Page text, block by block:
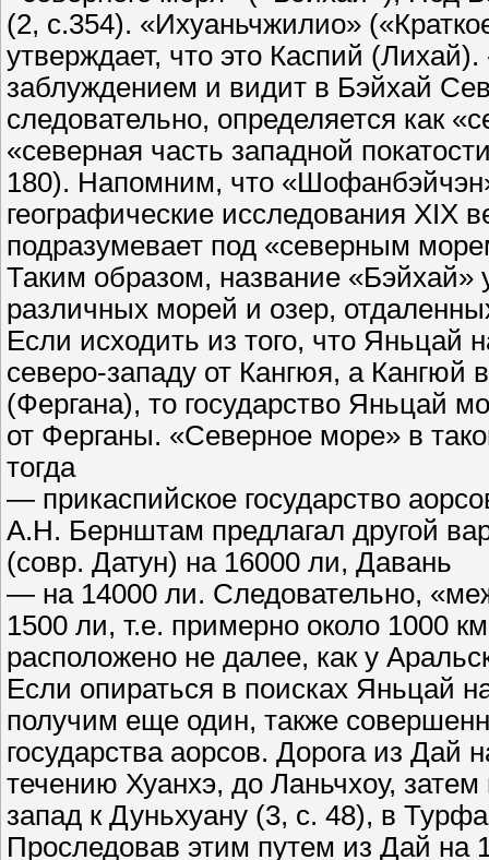
(2, с.354). «Ихуаньчжилио»
утверждает, что это Каспий
заблуждением и видит в Бэйхай
следовательно, определяется как
«северная часть западной
180). Напомним, что
географические исследования
подразумевает под «северным
Таким образом, название
различных морей и озер,
Если исходить из того, что Яньцай
северо-западу от Кангюя, а Кангюй
(Фергана), то государство Яньцай
от Ферганы. «Северное море» в
тогда
— прикаспийское государство
А.Н. Бернштам предлагал другой
(совр. Датун) на 16000 ли, Давань
— на 14000 ли. Следовательно,
1500 ли, т.е. примерно около 1000
расположено не далее, как у
Если опираться в поисках Яньцай
получим еще один, также
государства аорсов. Дорога из
течению Хуанхэ, до Ланьчхоу,
запад к Дуньхуану (3, с. 48), в
Проследовав этим путем из Дай